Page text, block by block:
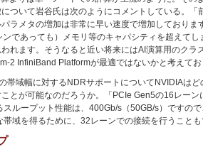
ついて岩谷氏は次のようにコメントしている。
ラメタの増加は非常に早い速度で増加しており
であっても）メモリ等のキャパシティを超えて
れます。そうなると近い将来にはAI演算用のク
2 InfiniBand Platformが最適ではないかと考えて
帯域幅に対するNDRサポートについてNVIDIAは
とが可能なのだろうか。「PCIe Gen5の16レー
スループット性能は、400Gb/s（50GB/s）ですの
域を得るために、32レーンでの接続を行うこと